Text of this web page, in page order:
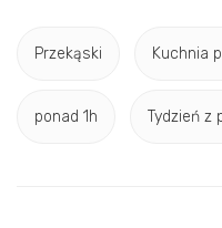
Przekąski Kuchnia
ponad 1h Tydzień z